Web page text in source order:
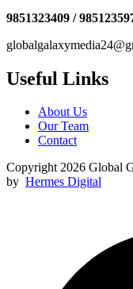
9851323409 /
Useful Links
About Us
Our Team
Contact
Copyright 2026 Global
by Hermes Digital